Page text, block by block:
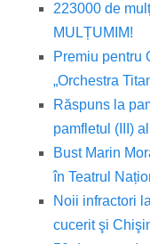
223000 de
MULȚUMIM!
Premiu pentru
„Orchestra
Răspuns la
pamfletul (III)
Bust Marin
în Teatrul
Noii infractori
cucerit şi